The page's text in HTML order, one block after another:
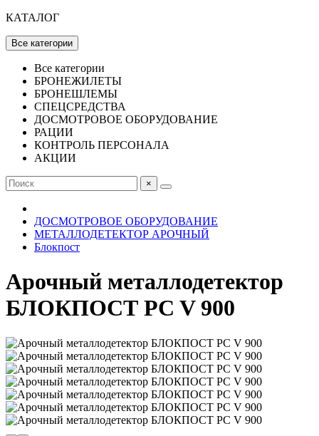
КАТАЛОГ
Все категории
Все категории
БРОНЕЖИЛЕТЫ
БРОНЕШЛЕМЫ
СПЕЦСРЕДСТВА
ДОСМОТРОВОЕ ОБОРУДОВАНИЕ
РАЦИИ
КОНТРОЛЬ ПЕРСОНАЛА
АКЦИИ
×
ДОСМОТРОВОЕ ОБОРУДОВАНИЕ
МЕТАЛЛОДЕТЕКТОР АРОЧНЫЙ
Блокпост
Арочный металлодетектор
БЛОКПОСТ PC V 900